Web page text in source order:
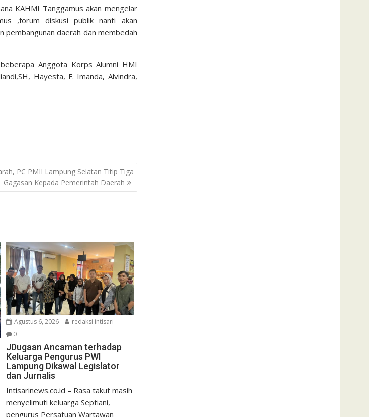
KAHMI Tanggamus akan mengelar
,forum diskusi publik nanti akan
pembangunan daerah dan membedah
Anggota Korps Alumni HMI
Hayesta, F. Imanda, Alvindra,
PC PMII Lampung Selatan Titip Tiga
Gagasan Kepada Pemerintah Daerah
Agustus 6, 2026
redaksi intisari
0
JDugaan Ancaman terhadap
Keluarga Pengurus PWI
Lampung Dikawal Legislator
dan Jurnalis
Intisarinews.co.id – Rasa takut masih
menyelimuti keluarga Septiani,
pengurus Persatuan Wartawan